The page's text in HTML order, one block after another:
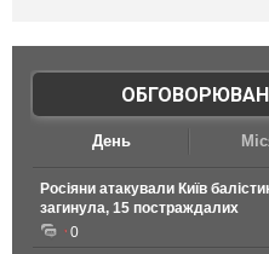
День
Росіяни атакували Київ
загинула, 15 постраждалих
0